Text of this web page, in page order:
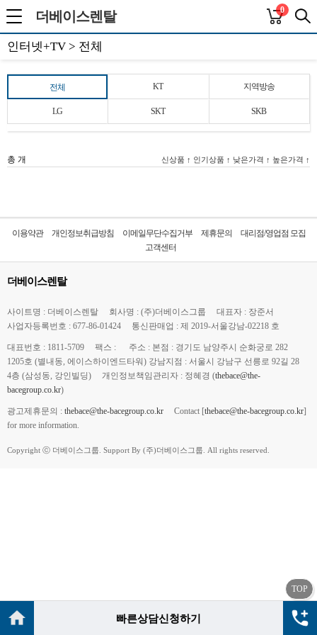
더베이스렌탈 0
TOP
인터넷+TV > 전체
전체 KT 지역방송
LG SKT SKB
총 개 신상품 ↑ 인기상품 ↑ 낮은가격 ↑ 높은가격 ↑
이용약관 개인정보취급방침 이메일무단수집거부 제휴문의
대리점/영업점 모집
고객센터
더베이스렌탈
사이트명 : 더베이스렌탈 회사명 : (주)더베이스그룹
대표자 : 장준서
사업자등록번호 : 677-86-01424
통신판매업 : 제 2019-서울강남-02218 호
대표번호 : 1811-5709 팩스 :
주소 : 본점 : 경기도 남양주시 순화궁로 282
1205호 (별내동, 에이스하이엔드타워) 강남지점 : 서울시 강남구 선릉로 92길 28
4층 (삼성동, 강인빌딩)
개인정보책임관리자 : 정혜경 (thebace@the-
bacegroup.co.kr)
광고제휴문의 : thebace@the-bacegroup.co.kr Contact [thebace@the-bacegroup.co.kr]
for more information.
Copyright ⓒ 더베이스그룹. Support By (주)더베이스그룹. All rights reserved.
빠른상담신청하기